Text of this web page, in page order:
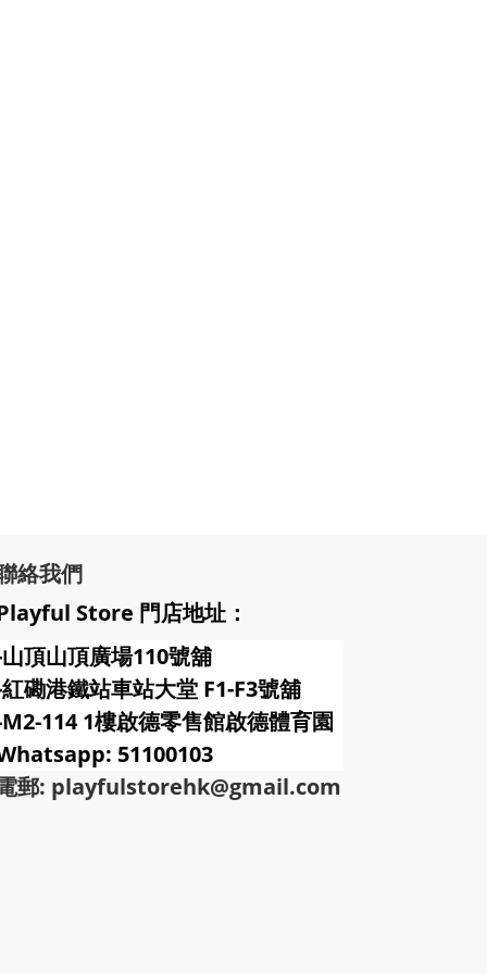
絡我們
Store 門店地址：
頂山頂廣場110號舖
磡港鐵站車站大堂 F1-F3號舖
114 1樓啟德零售館啟德體育園
51100103
郵: playfulstorehk@gmail.com